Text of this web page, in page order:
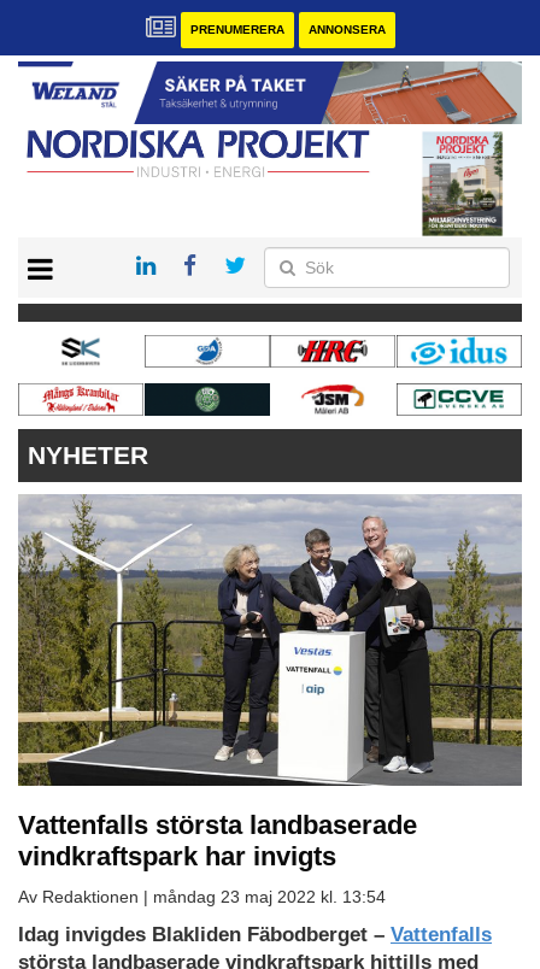
PRENUMERERA ANNONSERA
KONTAKT
VÅRA ANDRA MAGASIN
PRENUMERERA
ANNONSERA
NYHETER
Vattenfalls största landbaserade
vindkraftspark har invigts
Av Redaktionen | måndag 23 maj 2022 kl. 13:54
Idag invigdes Blakliden Fäbodberget – Vattenfalls
största landbaserade vindkraftspark hittills med